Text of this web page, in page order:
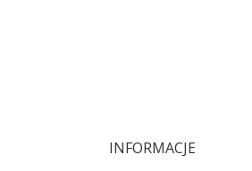
INFORMACJE